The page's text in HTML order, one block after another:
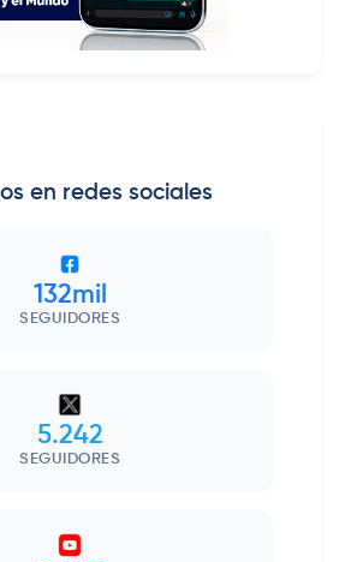
en redes sociales
132mil
SEGUIDORES
5.242
SEGUIDORES